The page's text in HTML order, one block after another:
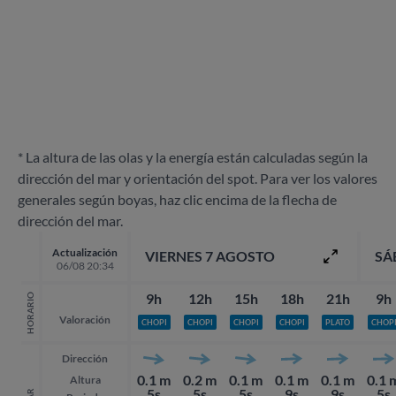
* La altura de las olas y la energía están calculadas según la
dirección del mar y orientación del spot. Para ver los valores
generales según boyas, haz clic encima de la flecha de
dirección del mar.
Actualización
06/08 20:34
HORARIO Valoración
Dirección
Altura
VIERNES 7 AGOSTO
9h
CHOPI
0.1 m
12h
CHOPI
0.2 m
15h
CHOPI
0.1 m
18h
CHOPI
0.1 m
21h
PLATO
0.1 m
9h
CHOPI
0.1